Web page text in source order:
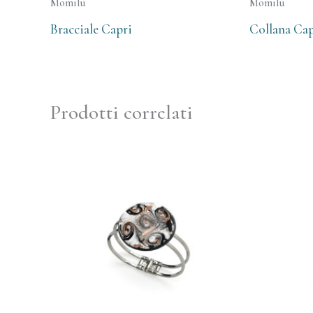
Momilù
Bracciale Capri
Momilù
Collana
Prodotti correlati